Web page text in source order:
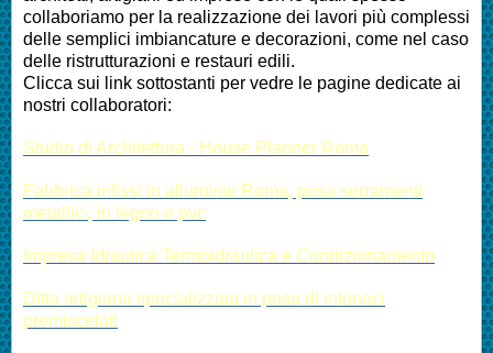
collaboriamo per la realizzazione dei lavori più complessi
delle semplici imbiancature e decorazioni, come nel caso
delle ristrutturazioni e restauri edili.
Clicca sui link sottostanti per vedre le pagine dedicate ai
nostri collaboratori:
Studio di Architettura - House Planner Roma
Fabbrica infissi in alluminio Roma, posa serramenti
metallici, in legno e pvc
Impresa Idraulica Termoidraulica e Condizionamento
Ditta artigiana specializzata in posa di intonaci
premiscelati